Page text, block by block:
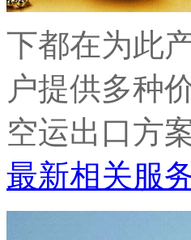
下都在为此
户提供多种
空运出口方
最新相关服